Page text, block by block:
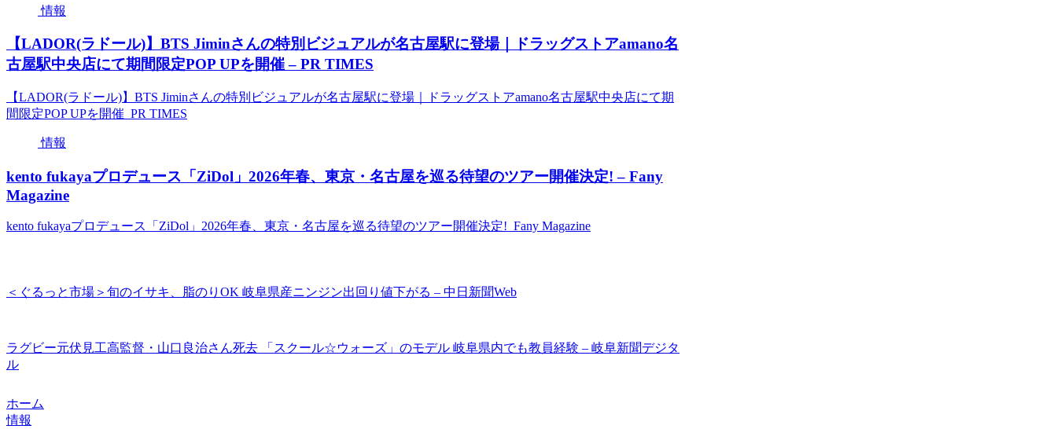
情報
【LADOR(ラドール)】BTS Jiminさんの特別ビジュアルが名古屋駅に登場｜ドラッグストアamano名
古屋駅中央店にて期間限定POP UPを開催 – PR TIMES
【LADOR(ラドール)】BTS Jiminさんの特別ビジュアルが名古屋駅に登場｜ドラッグストアamano名古屋駅中央店にて期
間限定POP UPを開催 PR TIMES
情報
kento fukayaプロデュース「ZiDol」2026年春、東京・名古屋を巡る待望のツアー開催決定! – Fany
Magazine
kento fukayaプロデュース「ZiDol」2026年春、東京・名古屋を巡る待望のツアー開催決定! Fany Magazine
＜ぐるっと市場＞旬のイサキ、脂のりOK 岐阜県産ニンジン出回り値下がる – 中日新聞Web
ラグビー元伏見工高監督・山口良治さん死去 「スクール☆ウォーズ」のモデル 岐阜県内でも教員経験 – 岐阜新聞デジタ
ル
ホーム
情報